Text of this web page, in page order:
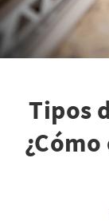
Tipos